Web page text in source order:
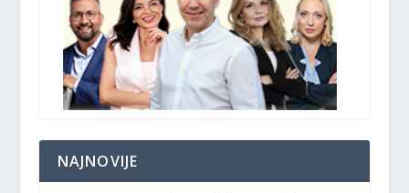
NAJNOVIJE